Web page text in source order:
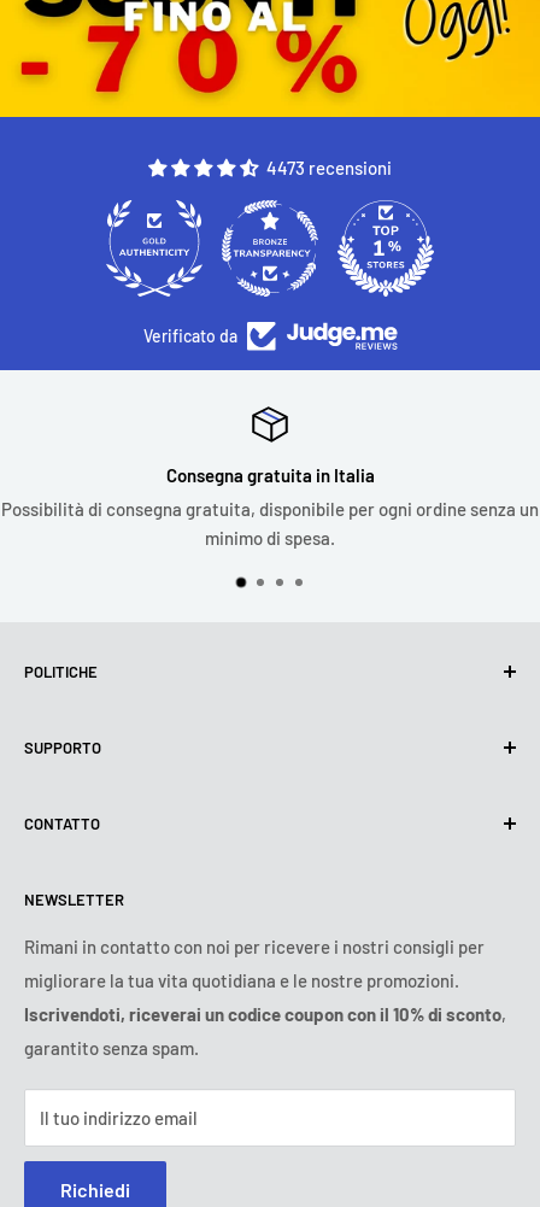
4473 recensioni
4473 330
Verificato da
Consegna gratuita in Italia
Possibilità di consegna gratuita, disponibile per ogni ordine senza un
minimo di spesa.
POLITICHE
Utilizzo dei cookie (GDPR)
Politica di spedizione
Condizioni di pagamento
T&C dell'abbonamento
SUPPORTO
Contattateci
Avviso legale
FAQ
Risoluzione online delle controversie
CONTATTO
Martedì:9:00 - 18:00
Mercoledì:
9:00 - 18:00
Giovedì:
9:00 - 18:00
Venerdì:
9:00 - 18:00
Sabato - Domenica:
E-mail: contatto@ozerty-italia.com
NEWSLETTER
Rimani in contatto con noi per ricevere i nostri consigli per
migliorare la tua vita quotidiana e le nostre promozioni.
Iscrivendoti, riceverai un codice coupon con il 10% di sconto,
garantito senza spam.
Il tuo indirizzo email
Richiedi